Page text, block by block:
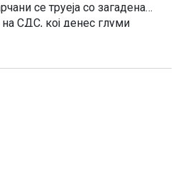
се труеја со загадена
СДС, кој денес глуми
некој беден политички
во гостиварскиот